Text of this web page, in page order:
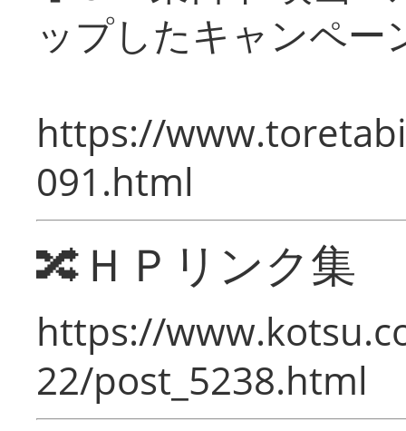
ップしたキャンペー
https://
091.html
🔀ＨＰリンク集
https://
22/post_5238.html